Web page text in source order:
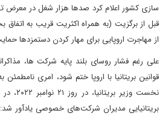
سازی کشور اعلام کرد صدها هزار شغل در معرض
قبل از برگزیت (به همراه اکثریت قریب به
از مهاجرت اروپایی‌ برای مهار کردن دستمزد‌ها
علی رغم فشار روسای بلند پایه شرکت ها،
قوانین بریتانیا با اروپا ختم شود، امری
نخست
بریتانیایی مدیران شرکت‌های خصوصی یادآور